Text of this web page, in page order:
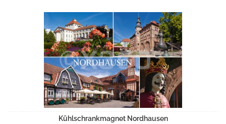
Kühlschrankmagnet Nordhausen